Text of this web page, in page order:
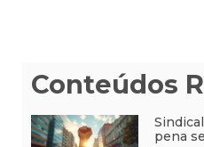
Conteúdos
pena